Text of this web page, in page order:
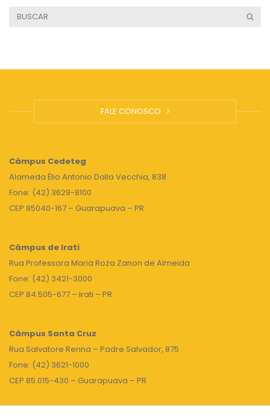
FALE CONOSCO
Câmpus Cedeteg
Alameda Élio Antonio Dalla Vecchia, 838
Fone: (42) 3629-8100
CEP 85040-167 – Guarapuava – PR
Câmpus de Irati
Rua Professora Maria Roza Zanon de Almeida
Fone: (42) 3421-3000
CEP 84.505-677 – Irati – PR
Câmpus Santa Cruz
Rua Salvatore Renna – Padre Salvador, 875
Fone: (42) 3621-1000
CEP 85.015-430 – Guarapuava – PR